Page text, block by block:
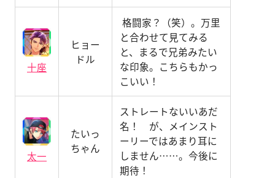
十座
ヒョー
ドル
格闘家？（笑）。万里
と合わせて見てみる
と、まるで兄弟みたい
な印象。こちらもかっ
こいい！
太一
たいっ
ちゃん
ストレートないいあだ
名！ が、メインスト
ーリーではあまり耳に
しません……。今後に
期待！